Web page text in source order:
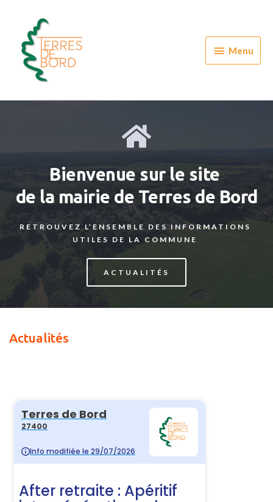
contenu
Menu
Menu
Bienvenue sur le site
de la mairie de Terres de Bord
RETROUVEZ L’ENSEMBLE DES INFORMATIONS
UTILES DE LA COMMUNE
ACTUALITÉS
Actualités